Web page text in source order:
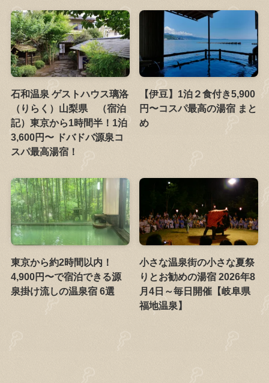
石和温泉 ゲストハウス璃洛
（りらく）山梨県 （宿泊
記）東京から1時間半！1泊
3,600円〜 ドバドバ源泉コ
スパ最高湯宿！
【伊豆】1泊２食付き5,900
円〜コスパ最高の湯宿 まと
め
東京から約2時間以内！
4,900円〜で宿泊できる源
泉掛け流しの温泉宿 6選
小さな温泉街の小さな夏祭
りとお勧めの湯宿 2026年8
月4日～毎日開催【岐阜県
福地温泉】